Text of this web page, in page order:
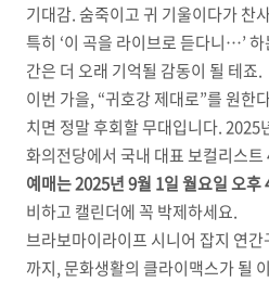
기대감. 숨죽이고 귀 기울이다가 찬
특히 ‘이 곡을 라이브로 듣다니…’
간은 더 오래 기억될 감동이 될 테죠.
이번 가을, “귀호강 제대로”를 원한
치면 정말 후회할 무대입니다. 2025
화의전당에서 국내 대표 보컬리스
예매는 2025년 9월 1일 월요일 오후
비하고 캘린더에 꼭 박제하세요.
브라보마이라이프 시니어 잡지 연
까지, 문화생활의 클라이맥스가 될